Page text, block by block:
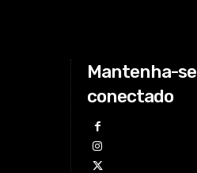
Mantenha-se
conectado